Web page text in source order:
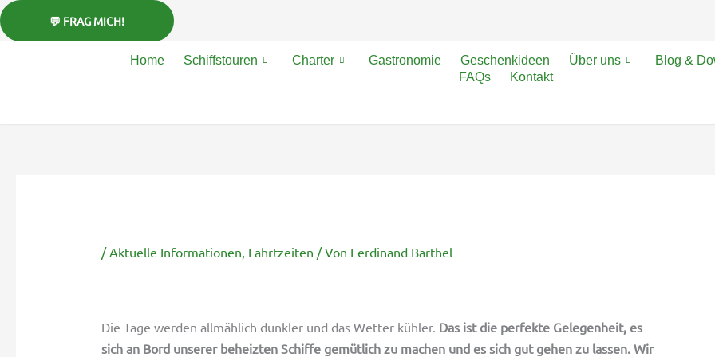
springen
Home Schiffstouren Charter Gastronomie Geschenkideen Über uns Blog &
FAQs
Kontakt
/ Aktuelle Informationen Fahrtzeiten / Von Ferdinand Barthel
Die Tage werden allmählich dunkler und das Wetter kühler. Das ist die perfekte Gelegenheit, es
sich an Bord unserer beheizten Schiffe gemütlich zu machen und es sich gut gehen zu lassen. Wir